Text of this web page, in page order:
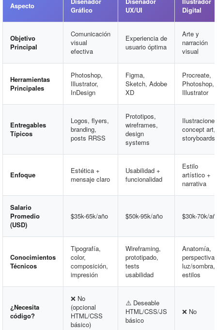
Aspecto
Gráfico
UX/UI
Digital
Objetivo
Principal
Comunicación
visual
efectiva
Experiencia de
usuario óptima
Arte y
narración
visual
Herramientas
Principales
Photoshop,
Illustrator,
InDesign
Figma,
Sketch, Adobe
XD
Procreate,
Photoshop,
Illustrator
Entregables
Típicos
Logos, flyers,
branding,
posts RRSS
Prototipos,
wireframes,
design
systems
concept art,
storyboards
Enfoque
Estética +
mensaje claro
Usabilidad +
funcionalidad
Estilo
artístico +
narrativa
Salario
Promedio
(USD)
$35k-65k/año $50k-95k/año $30k-70k/
Conocimientos
Técnicos
Tipografía,
color,
composición,
impresión
Wireframing,
prototipado,
tests
usabilidad
Anatomía,
perspectiva,
luz/sombra,
estilos
¿Necesita
código?
❌ No
(opcional
HTML/CSS
básico)
⚠️ Deseable
HTML/CSS/JS
básico
❌ No